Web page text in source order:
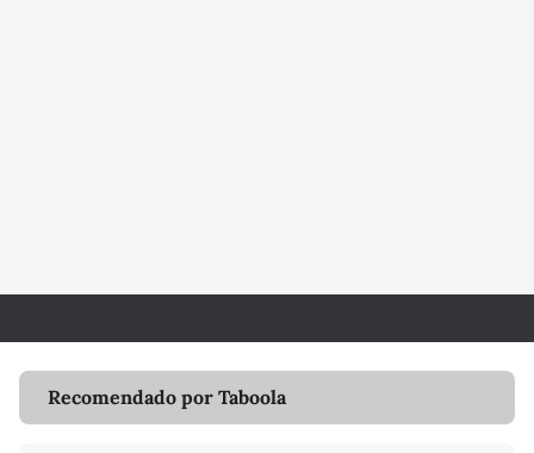
Recomendado por Taboola